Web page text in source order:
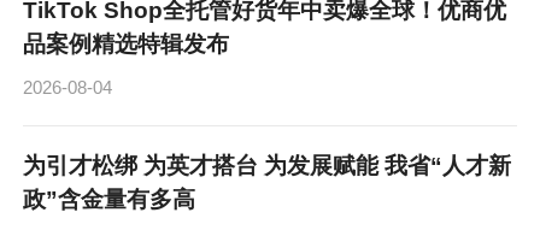
TikTok Shop全托管好货年中卖爆全球！优商优
品案例精选特辑发布
2026-08-04
为引才松绑 为英才搭台 为发展赋能 我省“人才新
政”含金量有多高